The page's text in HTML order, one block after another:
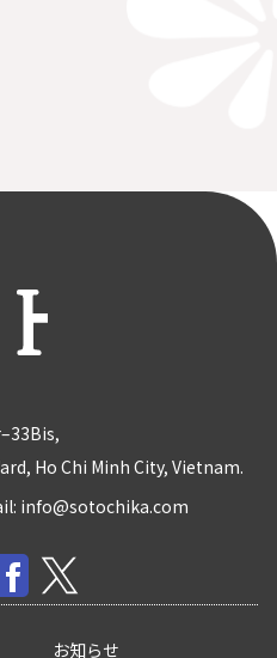
お知らせ
Ho Chi Minh City, Vietnam.
info@sotochika.com